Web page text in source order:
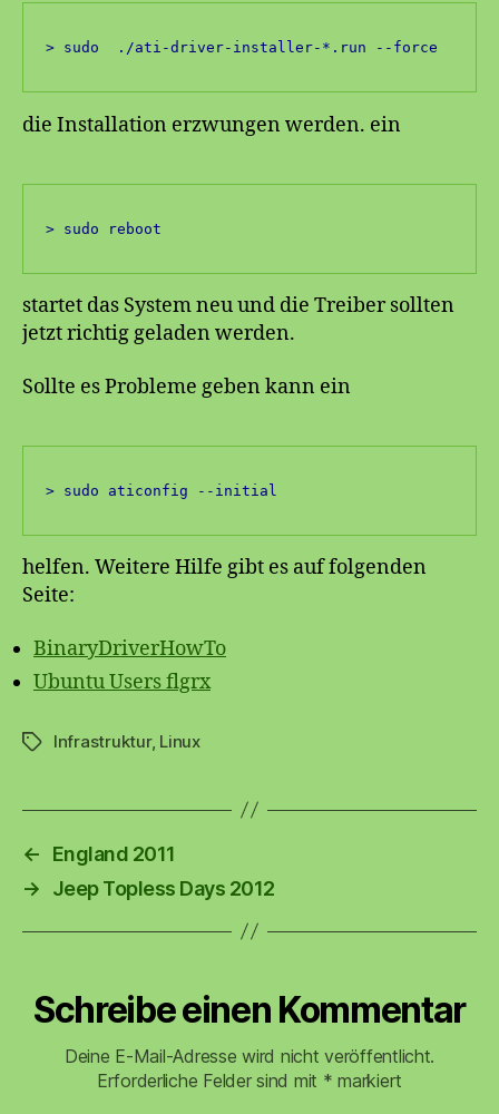
> sudo  ./ati-driver-installer-*.run --force
die Installation erzwungen werden. ein
> sudo reboot
startet das System neu und die Treiber sollten
jetzt richtig geladen werden.
Sollte es Probleme geben kann ein
> sudo aticonfig --initial
helfen. Weitere Hilfe gibt es auf folgenden
Seite:
BinaryDriverHowTo
Ubuntu Users flgrx
Schlagwörter
Infrastruktur, Linux
←
England 2011
→
Jeep Topless Days 2012
Schreibe einen Kommentar
Deine E-Mail-Adresse wird nicht veröffentlicht.
Erforderliche Felder sind mit * markiert